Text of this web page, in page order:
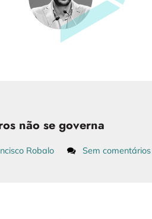
não se governa
Robalo Sem comentários